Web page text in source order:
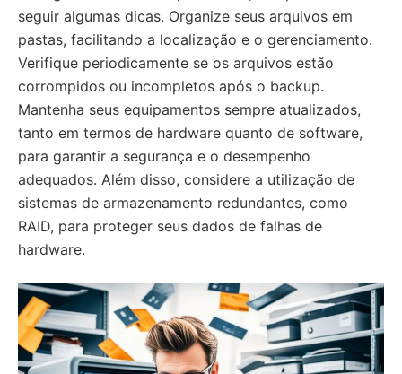
seguir algumas dicas. Organize seus arquivos em
pastas, facilitando a localização e o gerenciamento.
Verifique periodicamente se os arquivos estão
corrompidos ou incompletos após o backup.
Mantenha seus equipamentos sempre atualizados,
tanto em termos de hardware quanto de software,
para garantir a segurança e o desempenho
adequados. Além disso, considere a utilização de
sistemas de armazenamento redundantes, como
RAID, para proteger seus dados de falhas de
hardware.